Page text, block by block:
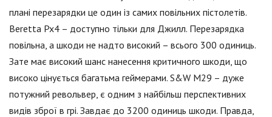
плані перезарядки це один із самих повільних пістолетів.
Beretta Px4 – доступно тільки для Джилл. Перезарядка
повільна, а шкоди не надто високий – всього 300 одиниць.
Зате має високий шанс нанесення критичного шкоди, що
високо цінується багатьма геймерами. S&W M29 – дуже
потужний револьвер, є одним з найбільш перспективних
видів зброї в грі. Завдає до 3200 одиниць шкоди. Правда,